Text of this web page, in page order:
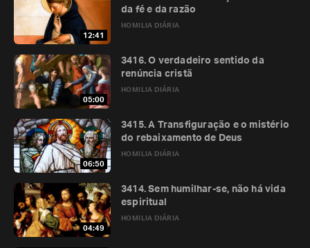
12:41
HOMILIA DIÁRIA
da fé e da razão
05:00
HOMILIA DIÁRIA
3416. O verdadeiro sentido da
renúncia cristã
06:50
HOMILIA DIÁRIA
3415. A Transfiguração e o mistério
do rebaixamento de Deus
04:49
HOMILIA DIÁRIA
3414. Sem humilhar-se, não há vida
espiritual